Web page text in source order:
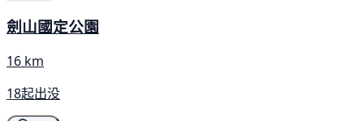
劍山國定公園
16 km
18起出没